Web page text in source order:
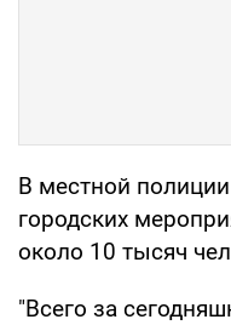
В местной полиции
городских
около 10 тысяч
"Всего за